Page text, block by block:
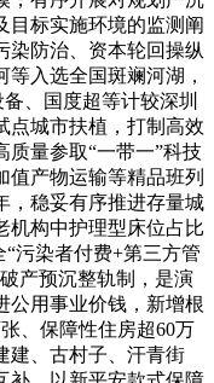
目标实施环境的监测阐
染防治、资本轮回操纵
入选全国斑斓河湖，
、国度超等计较深圳
点城市扶植，打制高效
质量参取“一带一”科技
值产物运输等精品班列
，稳妥有序推进存量城
机构中护理型床位占比
污染者付费+第三方管
产预沉整轨制，是演
公用事业价钱，新增根
、保障性住房超60万
建、古村子、汗青街